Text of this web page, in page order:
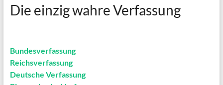
Die einzig wahre Verfassung
Bundesverfassung
Reichsverfassung
Deutsche Verfassung